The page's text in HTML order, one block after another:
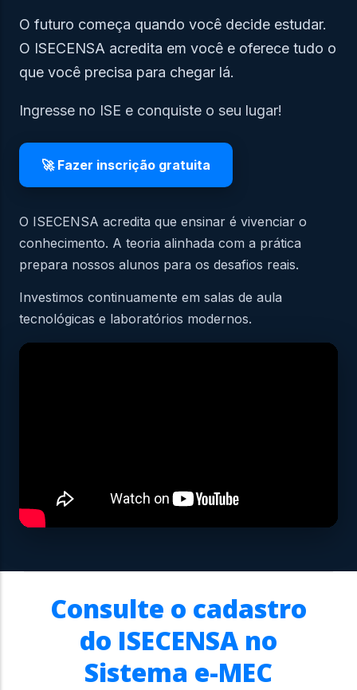
O futuro começa quando você decide estudar.
O ISECENSA acredita em você e oferece tudo o
que você precisa para chegar lá.
Ingresse no ISE e conquiste o seu lugar!
🚀 Fazer inscrição gratuita
O ISECENSA acredita que ensinar é vivenciar o
conhecimento. A teoria alinhada com a prática
prepara nossos alunos para os desafios reais.
Investimos continuamente em salas de aula
tecnológicas e laboratórios modernos.
Consulte o cadastro
do ISECENSA no
Sistema e-MEC